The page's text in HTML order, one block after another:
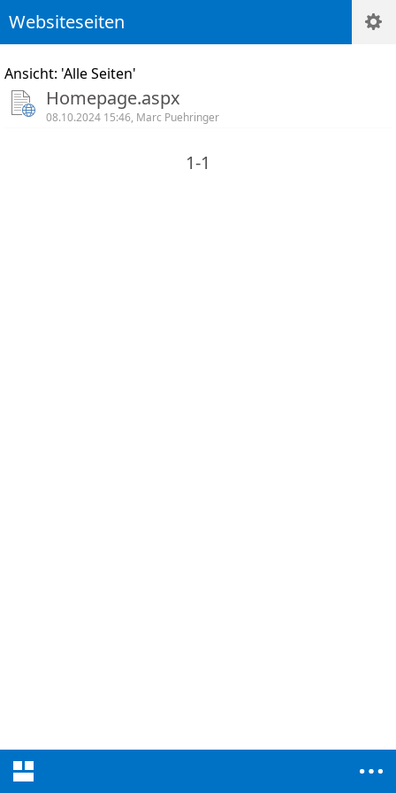
Websiteseiten
Ansicht: 'Alle Seiten'
Homepage.aspx
08.10.2024 15:46, Marc Puehringer
1-1